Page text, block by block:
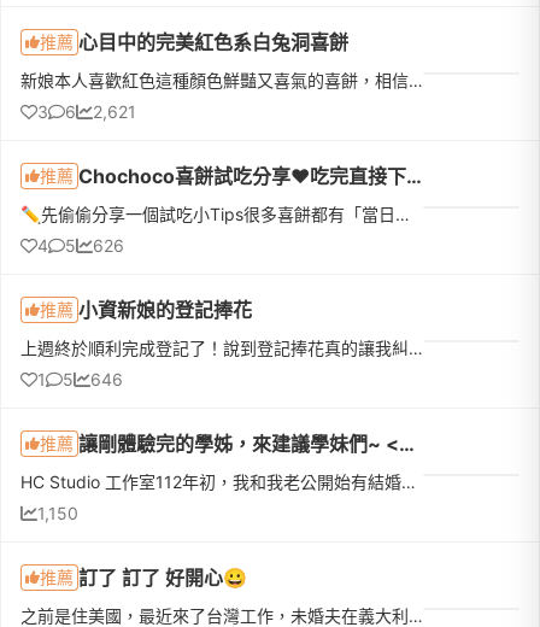
推薦 心目中的完美紅色系白兔洞喜餅
新娘本人喜歡紅色這種顏色鮮豔又喜氣的喜餅，相信長輩們也都不會排斥，所以就以這個方向尋找命定喜餅，試吃收到白兔洞最新的熾光禮盒時，真的被那抹流動的彩霞色系迷住，禮盒像是一幅渲染的藝術作品，從金橘到玫紅的...
3
6 2,621
推薦 Chochoco喜餅試吃分享❤️吃完直接下訂❤️我的命定喜餅
✏️先偷偷分享一個試吃小Tips很多喜餅都有「當日下訂優惠」，如果本來就有好幾間想試，真的很建議全部排同一天，最期待的那間放最後！而且千萬不要剛吃飽就去～原本想說「不就吃幾塊餅乾嗎？」結果超飽😆因為還有不少...
4
5 626
推薦 小資新娘的登記捧花
上週終於順利完成登記了！說到登記捧花真的讓我糾結一陣子。一開始先生覺得去戶政事務所拍個照，找間花店買束鮮花就好。但我去問了幾間稍微有設計感的，報價都要兩三千塊。想到最近天氣這麼熱，鮮花拿在手上拍完大概...
1
5 646
推薦 讓剛體驗完的學姊，來建議學妹們~ <不看真的是會很可惜>
HC Studio 工作室112年初，我和我老公開始有結婚打算時，也是和各位美女學妹一樣。上網作功課查評價體驗感&lt;5星級評價&gt; 果真不同凡想，HC CP值真的超級好。我選38800元婚紗包套/攝影3套+宴客2套禮服/各位美女學...
1,150
推薦 訂了 訂了 好開心😀
之前是住美國，最近來了台灣工作，未婚夫在義大利求婚，我們兩個人都不是很知道台灣的習俗，所以在挑選喜餅的部分，特別不太清楚，我自己做了很多功課才找到Ooh La Love, 之前和朋友姐姐試吃了大約10家不同的喜餅店...